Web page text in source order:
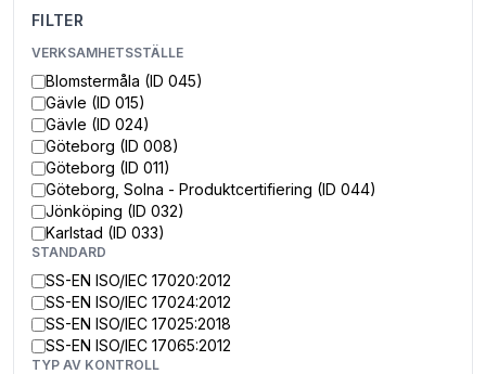
FILTER
VERKSAMHETSSTÄLLE
Blomstermåla (ID 045)
Gävle (ID 015)
Gävle (ID 024)
Göteborg (ID 008)
Göteborg (ID 011)
Göteborg, Solna - Produktcertifiering (ID 044)
Jönköping (ID 032)
Karlstad (ID 033)
Karlstad (ID 037)
Lysekil (ID 018)
Malmö (ID 019)
Malmö (ID 027)
Norrköping (ID 020)
Norrköping (ID 040)
STANDARD
SS-EN ISO/IEC 17020:2012
SS-EN ISO/IEC 17024:2012
SS-EN ISO/IEC 17025:2018
SS-EN ISO/IEC 17065:2012
TYP AV KONTROLL